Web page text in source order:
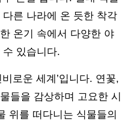
른 나라에 온 듯한 착각
온기 속에서 다양한 야
있습니다.
로운 세계’입니다. 연꽃,
들을 감상하며 고요한 시
위를 떠다니는 식물들의